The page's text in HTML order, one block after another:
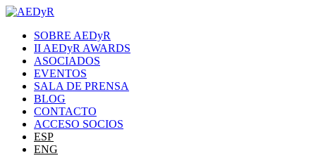
SOBRE AEDyR
II AEDyR AWARDS
ASOCIADOS
EVENTOS
SALA DE PRENSA
BLOG
CONTACTO
ACCESO SOCIOS
ESP
ENG